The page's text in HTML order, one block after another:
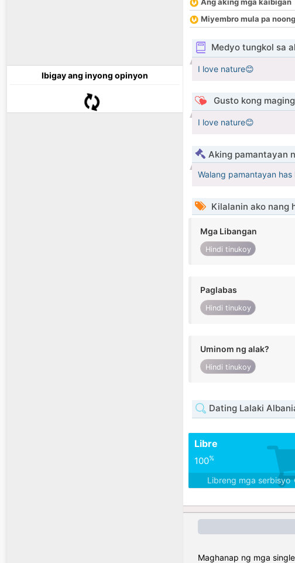
Ibigay ang inyong opinyon
Miyembro mula pa noong
Medyo tungkol sa
I love nature😊
Gusto kong
I love nature😊
Aking pamantayan
Walang pamantayan
Kilalanin ako nang
Mga Libangan
Hindi tinukoy
Paglabas
Hindi tinukoy
Uminom ng alak?
Hindi tinukoy
Dating Lalaki
Libre
100%
Libreng mga serbisyo
Maghanap ng mga